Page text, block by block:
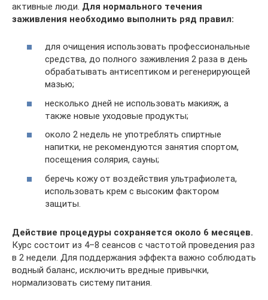
активные люди. Для нормального течения
заживления необходимо выполнить ряд правил:
для очищения использовать профессиональные
средства, до полного заживления 2 раза в день
обрабатывать антисептиком и регенерирующей
мазью;
несколько дней не использовать макияж, а
также новые уходовые продукты;
около 2 недель не употреблять спиртные
напитки, не рекомендуются занятия спортом,
посещения солярия, сауны;
беречь кожу от воздействия ультрафиолета,
использовать крем с высоким фактором
защиты.
Действие процедуры сохраняется около 6 месяцев.
Курс состоит из 4–8 сеансов с частотой проведения раз
в 2 недели. Для поддержания эффекта важно соблюдать
водный баланс, исключить вредные привычки,
нормализовать систему питания.